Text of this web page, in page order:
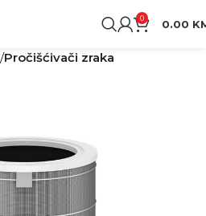
0 0.00
Pročišćivači zraka